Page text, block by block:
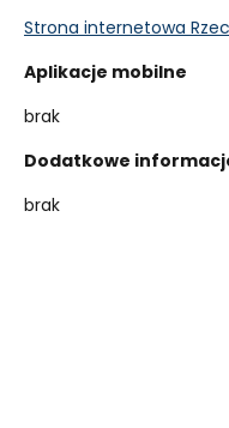
Strona internetowa
Aplikacje mobilne
brak
Dodatkowe
brak